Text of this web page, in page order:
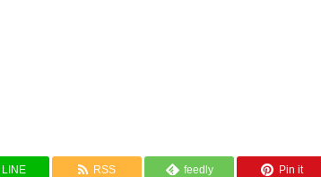
LINE RSS feedly Pin it